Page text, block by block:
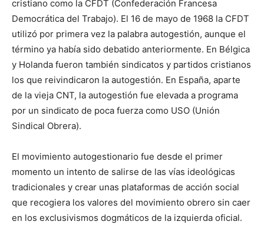
cristiano como la CFDT (Confederación Francesa
Democrática del Trabajo). El 16 de mayo de 1968 la CFDT
utilizó por primera vez la palabra autogestión, aunque el
término ya había sido debatido anteriormente. En Bélgica
y Holanda fueron también sindicatos y partidos cristianos
los que reivindicaron la autogestión. En España, aparte
de la vieja CNT, la autogestión fue elevada a programa
por un sindicato de poca fuerza como USO (Unión
Sindical Obrera).
El movimiento autogestionario fue desde el primer
momento un intento de salirse de las vías ideológicas
tradicionales y crear unas plataformas de acción social
que recogiera los valores del movimiento obrero sin caer
en los exclusivismos dogmáticos de la izquierda oficial.